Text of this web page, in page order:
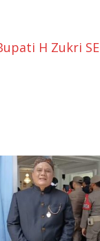
H Zukri